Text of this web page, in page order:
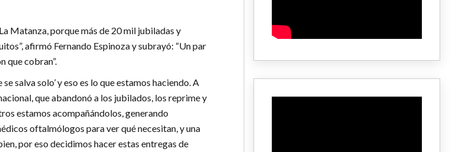
Matanza, porque más de 20 mil jubiladas y
afirmó Fernando Espinoza y subrayó: “Un par
que cobran”.
salva solo’ y eso es lo que estamos haciendo. A
que abandonó a los jubilados, los reprime y
estamos acompañándolos, generando
oftalmólogos para ver qué necesitan, y una
por eso decidimos hacer estas entregas de